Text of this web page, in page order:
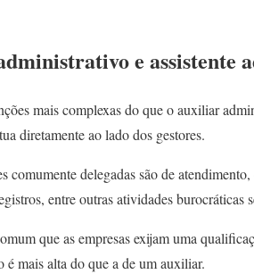
e assistente
mais complexas do que o auxiliar
diretamente ao lado dos gestores.
delegadas são de
entre outras atividades burocráticas
que as empresas exijam uma
mais alta do que a de um auxiliar.